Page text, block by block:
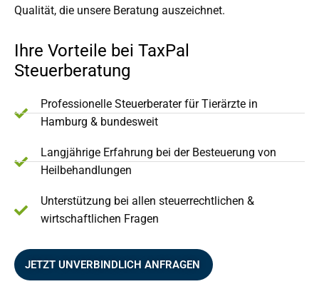
Qualität, die unsere Beratung auszeichnet.
Ihre Vorteile bei TaxPal
Steuerberatung
Professionelle Steuerberater für Tierärzte in
Hamburg & bundesweit
Langjährige Erfahrung bei der Besteuerung von
Heilbehandlungen
Unterstützung bei allen steuerrechtlichen &
wirtschaftlichen Fragen
JETZT UNVERBINDLICH ANFRAGEN